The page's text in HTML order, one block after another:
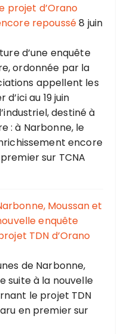
projet d’Orano
repoussé8 juin
d’une enquête
ordonnée par la
appellent les
au 19 juin
destiné à
: à Narbonne, le
encore
sur TCNA
Moussan et
enquête
TDN d’Orano
de Narbonne,
suite à la nouvelle
le projet TDN
en premier sur